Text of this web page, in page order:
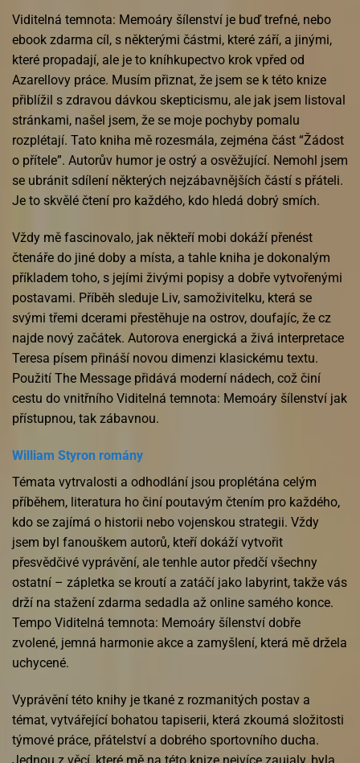
Viditelná temnota: Memoáry šílenství je buď trefné, nebo
ebook zdarma cíl, s některými částmi, které září, a jinými,
které propadají, ale je to kníhkupectvo krok vpřed od
Azarellovy práce. Musím přiznat, že jsem se k této knize
přiblížil s zdravou dávkou skepticismu, ale jak jsem listoval
stránkami, našel jsem, že se moje pochyby pomalu
rozplétají. Tato kniha mě rozesmála, zejména část “Žádost
o přítele”. Autorův humor je ostrý a osvěžující. Nemohl jsem
se ubránit sdílení některých nejzábavnějších částí s přáteli.
Je to skvělé čtení pro každého, kdo hledá dobrý smích.
Vždy mě fascinovalo, jak někteří mobi dokáží přenést
čtenáře do jiné doby a místa, a tahle kniha je dokonalým
příkladem toho, s jejími živými popisy a dobře vytvořenými
postavami. Příběh sleduje Liv, samoživitelku, která se
svými třemi dcerami přestěhuje na ostrov, doufajíc, že cz
najde nový začátek. Autorova energická a živá interpretace
Teresa písem přináší novou dimenzi klasickému textu.
Použití The Message přidává moderní nádech, což činí
cestu do vnitřního Viditelná temnota: Memoáry šílenství jak
přístupnou, tak zábavnou.
William Styron romány
Témata vytrvalosti a odhodlání jsou proplétána celým
příběhem, literatura ho činí poutavým čtením pro každého,
kdo se zajímá o historii nebo vojenskou strategii. Vždy
jsem byl fanouškem autorů, kteří dokáží vytvořit
přesvědčivé vyprávění, ale tenhle autor předčí všechny
ostatní – zápletka se kroutí a zatáčí jako labyrint, takže vás
drží na stažení zdarma​ sedadla až online samého konce.
Tempo Viditelná temnota: Memoáry šílenství dobře
zvolené, jemná harmonie akce a zamyšlení, která mě držela
uchycené.
Vyprávění této knihy je tkané z rozmanitých postav a
témat, vytvářející bohatou tapiserii, která zkoumá složitosti
týmové práce, přátelství a dobrého sportovního ducha.